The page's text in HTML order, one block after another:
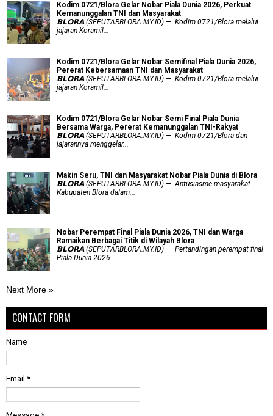
Kodim 0721/Blora Gelar Nobar Piala Dunia 2026, Perkuat
Kemanunggalan TNI dan Masyarakat
𝗕𝗟𝗢𝗥𝗔 (SEPUTARBLORA.MY.ID) — Kodim 0721/Blora melalui
jajaran Koramil...
Kodim 0721/Blora Gelar Nobar Semifinal Piala Dunia 2026,
Pererat Kebersamaan TNI dan Masyarakat
𝗕𝗟𝗢𝗥𝗔 (SEPUTARBLORA.MY.ID) — Kodim 0721/Blora melalui
jajaran Koramil...
Kodim 0721/Blora Gelar Nobar Semi Final Piala Dunia
Bersama Warga, Pererat Kemanunggalan TNI-Rakyat
𝗕𝗟𝗢𝗥𝗔 (SEPUTARBLORA.MY.ID) — Kodim 0721/Blora dan
jajarannya menggelar...
Makin Seru, TNI dan Masyarakat Nobar Piala Dunia di Blora
𝗕𝗟𝗢𝗥𝗔 (SEPUTARBLORA.MY.ID) — Antusiasme masyarakat
Kabupaten Blora dalam...
Nobar Perempat Final Piala Dunia 2026, TNI dan Warga
Ramaikan Berbagai Titik di Wilayah Blora
𝗕𝗟𝗢𝗥𝗔 (SEPUTARBLORA.MY.ID) — Pertandingan perempat final
Piala Dunia 2026...
Next More »
CONTACT FORM
Name
Email *